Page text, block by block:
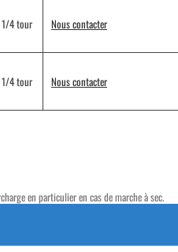
1/4 tour
Nous contacter
1/4 tour
Nous contacter
en particulier en cas de marche à sec.